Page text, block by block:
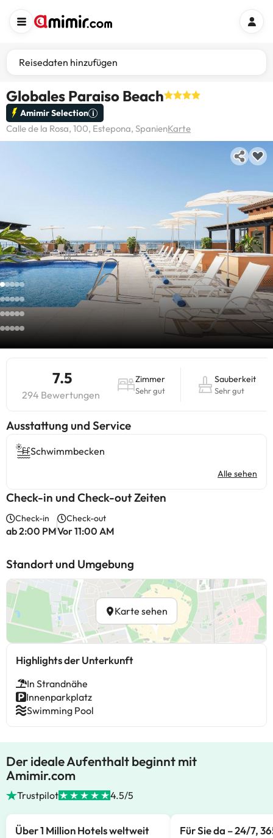
Reisedaten hinzufügen
Globales Paraiso Beach
Amimir Selection
Calle de la Rosa, 100, Estepona, SpanienKarte
7.5
294 Bewertungen
Zimmer
Sehr gut
Sauberkeit
Sehr gut
​Ausstattung und Service
Schwimmbecken
Alle sehen
Check-in und Check-out Zeiten
Check-in
ab 2:00 PM
Check-out
Vor 11:00 AM
Standort und Umgebung
Karte sehen
Highlights der Unterkunft
In Strandnähe
Innenparkplatz
Swimming Pool
Der ideale Aufenthalt beginnt mit
Amimir.com
Trustpilot 4.5/5
Über 1 Million Hotels weltweit
Für Sie da – 24/7,